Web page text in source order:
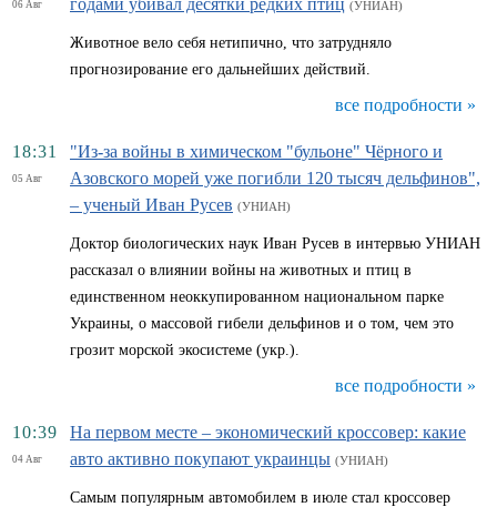
06 Авг
годами убивал десятки редких птиц (УНИАН)
Животное вело себя нетипично, что затрудняло
прогнозирование его дальнейших действий.
все подробности »
18:31
05 Авг
"Из-за войны в химическом "бульоне" Чёрного и
Азовского морей уже погибли 120 тысяч дельфинов",
– ученый Иван Русев (УНИАН)
Доктор биологических наук Иван Русев в интервью УНИАН
рассказал о влиянии войны на животных и птиц в
единственном неоккупированном национальном парке
Украины, о массовой гибели дельфинов и о том, чем это
грозит морской экосистеме (укр.).
все подробности »
10:39
04 Авг
На первом месте – экономический кроссовер: какие
авто активно покупают украинцы (УНИАН)
Самым популярным автомобилем в июле стал кроссовер